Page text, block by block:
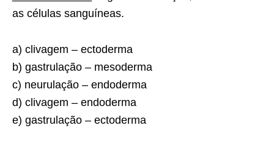
as células sanguíneas.
a) clivagem – ectoderma
b) gastrulação – mesoderma
c) neurulação – endoderma
d) clivagem – endoderma
e) gastrulação – ectoderma